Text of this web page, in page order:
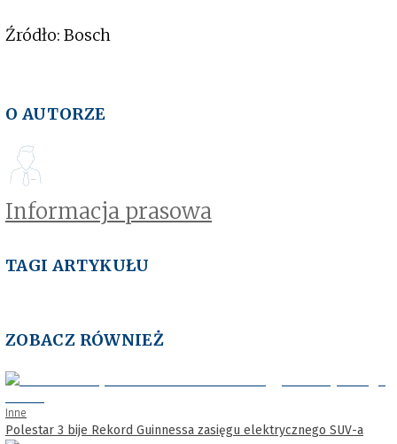
Źródło: Bosch
O AUTORZE
Informacja prasowa
TAGI ARTYKUŁU
ZOBACZ RÓWNIEŻ
Inne
Polestar 3 bije Rekord Guinnessa zasięgu elektrycznego SUV-a